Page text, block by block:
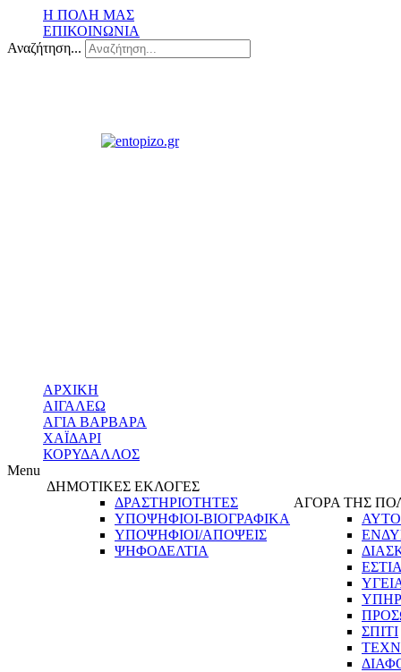
Η ΠΟΛΗ ΜΑΣ
ΕΠΙΚΟΙΝΩΝΙΑ
Αναζήτηση...
ΑΡΧΙΚΗ
ΑΙΓΑΛΕΩ
ΑΓΙΑ ΒΑΡΒΑΡΑ
ΧΑΪΔΑΡΙ
ΚΟΡΥΔΑΛΛΟΣ
Menu
ΔΗΜΟΤΙΚΕΣ ΕΚΛΟΓΕΣ
ΔΡΑΣΤΗΡΙΟΤΗΤΕΣ
ΥΠΟΨΗΦΙΟΙ-ΒΙΟΓΡΑΦΙΚΑ
ΥΠΟΨΗΦΙΟΙ/ΑΠΟΨΕΙΣ
ΨΗΦΟΔΕΛΤΙΑ
ΑΓΟΡΑ ΤΗΣ
ΣΠΙΤΙ